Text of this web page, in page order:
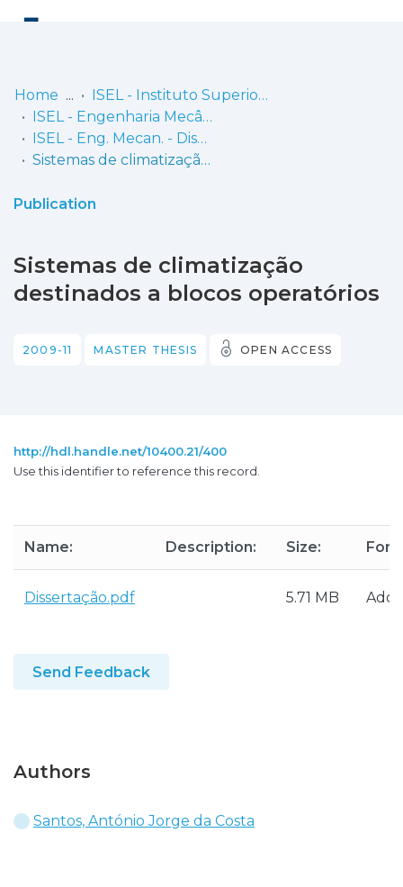
Communities
& Collections
Statistics
Home
ISEL - Instituto Superior de Engenharia de Lisboa
ISEL - Engenharia Mecânica
ISEL - Eng. Mecan. - Dissertações de Mestrado
Sistemas de climatização destinados a blocos operatórios
Publication
Sistemas de climatização
destinados a blocos operatórios
2009-11 MASTER THESIS OPEN ACCESS
http://hdl.handle.net/10400.21/400
Use this identifier to reference this record.
Name: Description: Size:
Dissertação.pdf 5.71 MB
Send Feedback
Authors
Santos, António Jorge da Costa